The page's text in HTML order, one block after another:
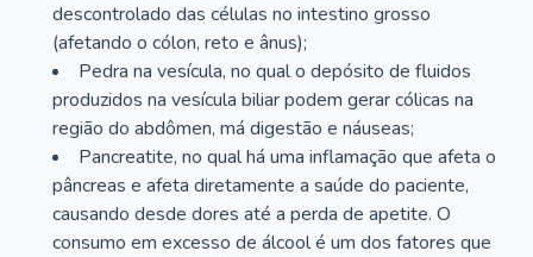
descontrolado das células no intestino grosso
(afetando o cólon, reto e ânus);
Pedra na vesícula, no qual o depósito de fluidos
produzidos na vesícula biliar podem gerar cólicas na
região do abdômen, má digestão e náuseas;
Pancreatite, no qual há uma inflamação que afeta o
pâncreas e afeta diretamente a saúde do paciente,
causando desde dores até a perda de apetite. O
consumo em excesso de álcool é um dos fatores que